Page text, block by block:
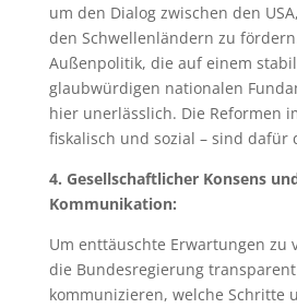
um den Dialog zwischen den
den Schwellenländern zu
Außenpolitik, die auf einem
glaubwürdigen nationalen
hier unerlässlich. Die Reformen
fiskalisch und sozial – sind dafür
4. Gesellschaftlicher Konsens
Kommunikation:
Um enttäuschte Erwartungen zu
die Bundesregierung
kommunizieren, welche Schritte